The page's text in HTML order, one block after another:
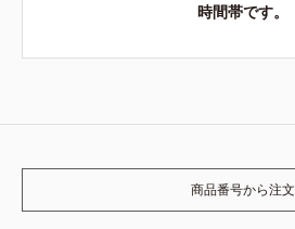
時間帯です。
商品番号から注文